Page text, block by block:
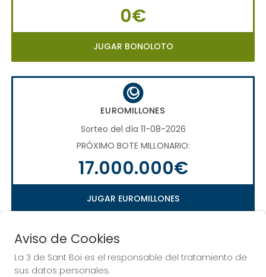
0€
JUGAR BONOLOTO
EUROMILLONES
Sorteo del día 11-08-2026
PRÓXIMO BOTE MILLONARIO:
17.000.000€
JUGAR EUROMILLONES
LA QUINIELA
Aviso de Cookies
La 3 de Sant Boi es el responsable del tratamiento de
sus datos personales.